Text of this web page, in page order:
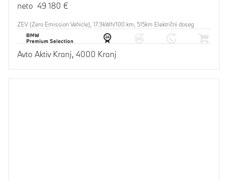
neto 49 180 €
ZEV (Zero Emission Vehicle), 17.9kWh/100 km, 515km Električni doseg
Avto Aktiv Kranj, 4000 Kranj